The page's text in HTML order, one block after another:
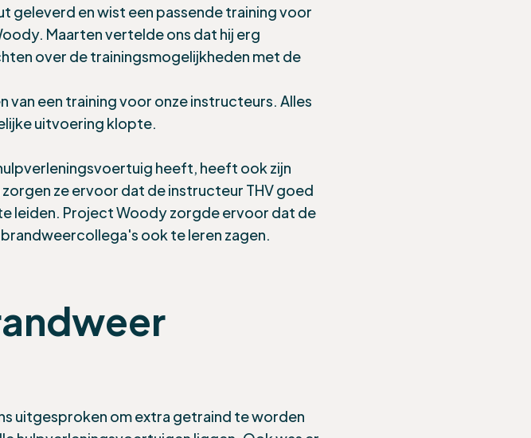
geleverd en wist een passende training voor
Maarten vertelde ons dat hij erg
over de trainingsmogelijkheden met de
een training voor onze instructeurs. Alles
uitvoering klopte.
heeft, heeft ook zijn
ze ervoor dat de instructeur THV goed
leiden. Project Woody zorgde ervoor dat de
ook te leren zagen.
uitgesproken om extra getraind te worden